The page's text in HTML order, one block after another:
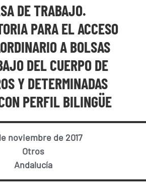
DE TRABAJO.
PARA EL ACCESO
A BOLSAS
DEL CUERPO DE
Y DETERMINADAS
PERFIL BILINGÜE
noviembre de 2017
Otros
Andalucía